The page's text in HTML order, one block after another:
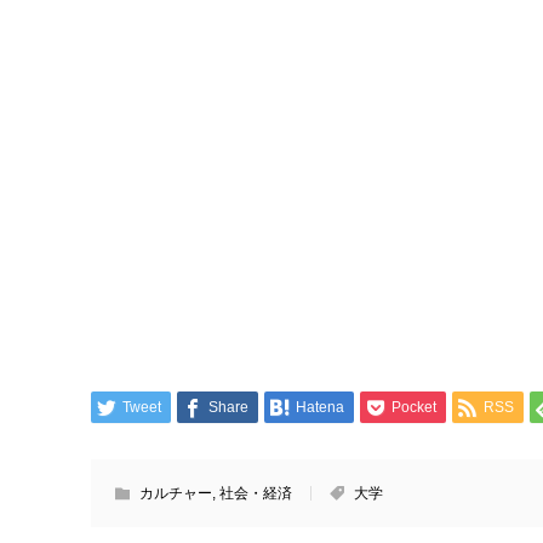
Tweet Share Hatena Pocket RSS
カルチャー 社会・経済 大学